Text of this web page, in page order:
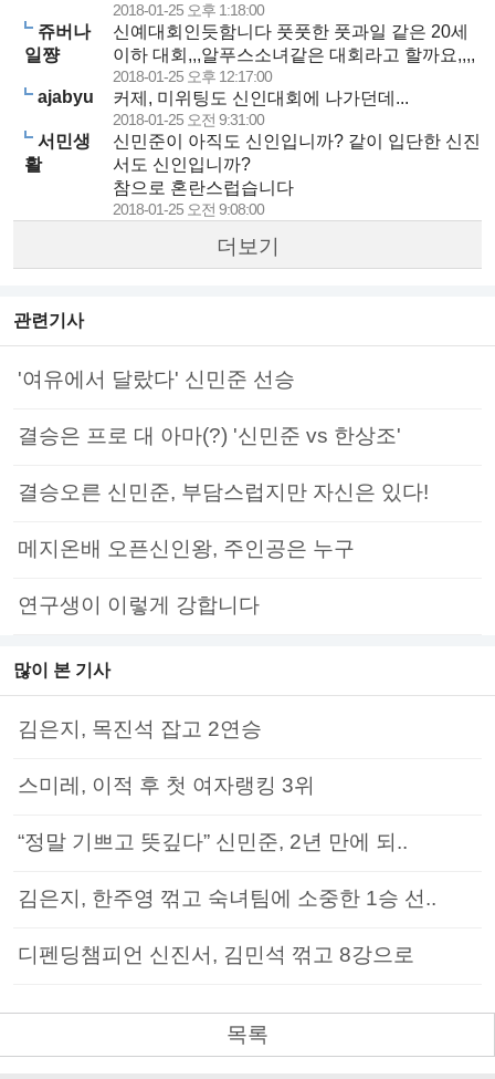
2018-01-25 오후 1:18:00
쥬버나
일쨩
신예대회인듯함니다 풋풋한 풋과일 같은 20세
이하 대회,,,알푸스소녀같은 대회라고 할까요,,,,
2018-01-25 오후 12:17:00
ajabyu 커제, 미위팅도 신인대회에 나가던데...
2018-01-25 오전 9:31:00
서민생
활
신민준이 아직도 신인입니까? 같이 입단한 신진
서도 신인입니까?
참으로 혼란스럽습니다
2018-01-25 오전 9:08:00
더보기
관련기사
'여유에서 달랐다' 신민준 선승
결승은 프로 대 아마(?) '신민준 vs 한상조'
결승오른 신민준, 부담스럽지만 자신은 있다!
메지온배 오픈신인왕, 주인공은 누구
연구생이 이렇게 강합니다
많이 본 기사
김은지, 목진석 잡고 2연승
스미레, 이적 후 첫 여자랭킹 3위
“정말 기쁘고 뜻깊다” 신민준, 2년 만에 되..
김은지, 한주영 꺾고 숙녀팀에 소중한 1승 선..
디펜딩챔피언 신진서, 김민석 꺾고 8강으로
목록